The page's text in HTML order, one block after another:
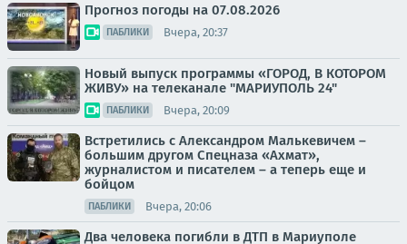
Прогноз погоды на 07.08.2026
ПАБЛИКИ Вчера, 20:37
Новый выпуск программы «ГОРОД, В КОТОРОМ
ЖИВУ» на телеканале "МАРИУПОЛЬ 24"
ПАБЛИКИ Вчера, 20:09
Встретились с Александром Малькевичем –
большим другом Спецназа «Ахмат»,
журналистом и писателем – а теперь еще и
бойцом
ПАБЛИКИ Вчера, 20:06
Два человека погибли в ДТП в Мариуполе